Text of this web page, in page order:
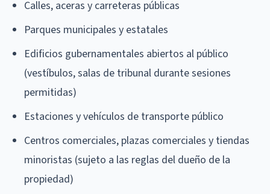
Calles, aceras y carreteras públicas
Parques municipales y estatales
Edificios gubernamentales abiertos al público
(vestíbulos, salas de tribunal durante sesiones
permitidas)
Estaciones y vehículos de transporte público
Centros comerciales, plazas comerciales y tiendas
minoristas (sujeto a las reglas del dueño de la
propiedad)